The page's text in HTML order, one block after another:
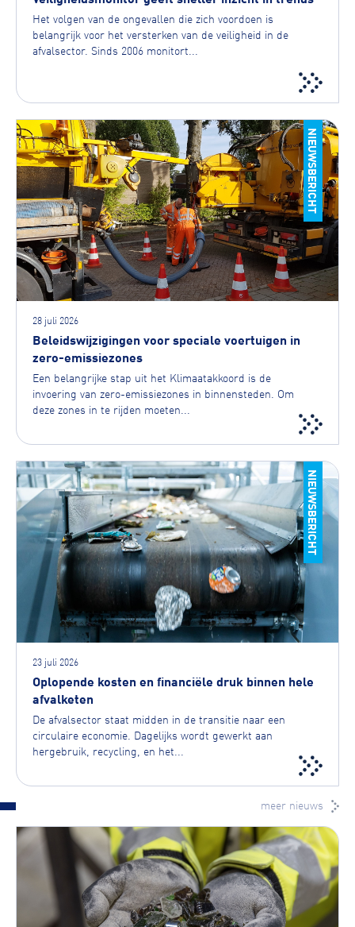
Het volgen van de ongevallen die zich voordoen is
belangrijk voor het versterken van de veiligheid in de
afvalsector. Sinds 2006 monitort...
NIEUWSBERICHT
28 juli 2026
Beleidswijzigingen voor speciale voertuigen in
zero-emissiezones
Een belangrijke stap uit het Klimaatakkoord is de
invoering van zero-emissiezones in binnensteden. Om
deze zones in te rijden moeten...
NIEUWSBERICHT
23 juli 2026
Oplopende kosten en financiële druk binnen hele
afvalketen
De afvalsector staat midden in de transitie naar een
circulaire economie. Dagelijks wordt gewerkt aan
hergebruik, recycling, en het...
meer nieuws